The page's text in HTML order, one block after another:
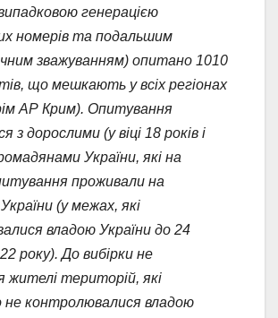
генерацією
номерів та подальшим
зважуванням) опитано 1010
що мешкають у всіх регіонах
АР Крим). Опитування
з дорослими (у віці 18 років і
України, які на
проживали на
(у межах, які
владою України до 24
року). До вибірки не
жителі територій, які
не контролювалися владою